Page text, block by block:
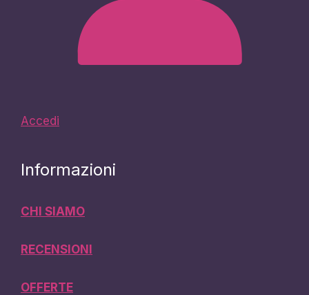
Accedi
Informazioni
CHI SIAMO
RECENSIONI
OFFERTE